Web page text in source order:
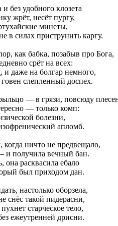
без удобного клозета
жрёт, несёт пургу,
минеты,
в силах приструнить каргу.
как бабка, позабыв про Бога,
срёт на всех:
и даже на болгар немного,
слепленный доспех.
— в грязи, повсюду
— только комп:
болезни,
апломб.
ничто не предвещало,
и получила вечный бан.
она расквасила ебало
был приходом дан.
настолько оборзела,
снёс такой пидерасни,
старческое тело,
ежеутренней дрисни.